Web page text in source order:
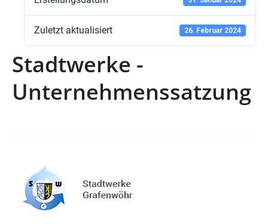
Zuletzt aktualisiert 26. Februar 2024
Stadtwerke -
Unternehmenssatzung